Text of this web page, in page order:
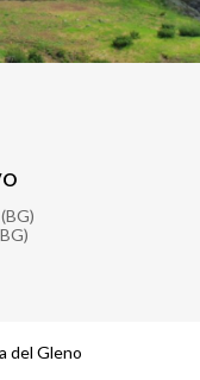
del Gleno